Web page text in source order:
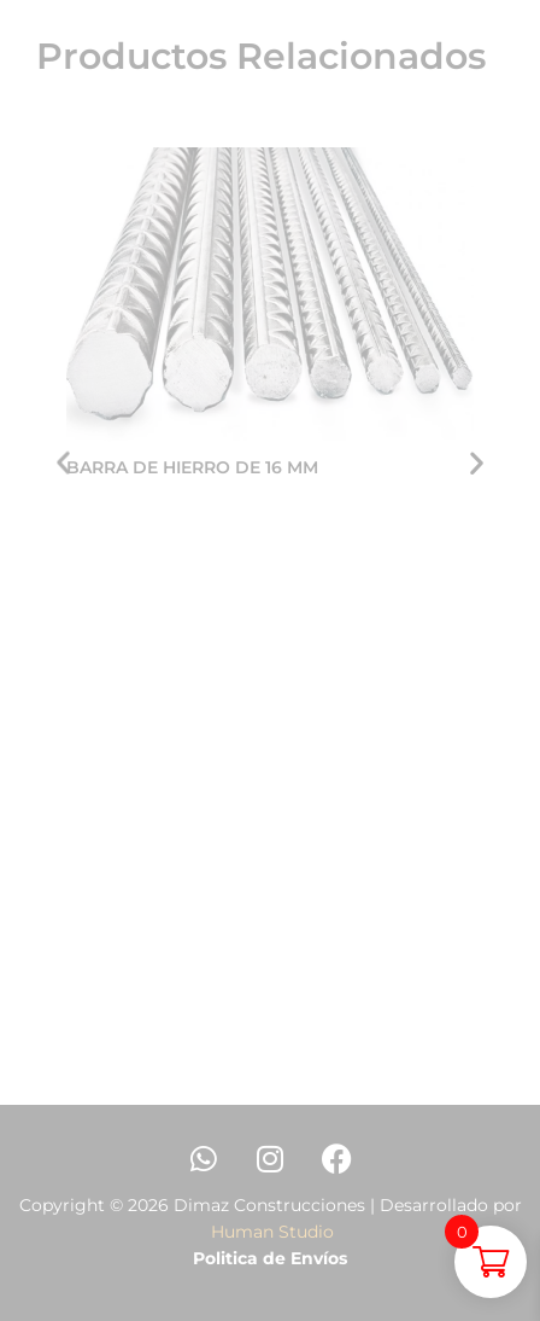
Productos Relacionados
BARRA DE HIERRO DE 16 MM
Copyright © 2026 Dimaz Construcciones | Desarrollado por
Human Studio
Politica de Envíos
0